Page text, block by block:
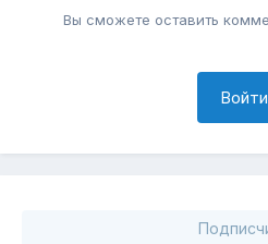
Вы сможете оставить
Войти